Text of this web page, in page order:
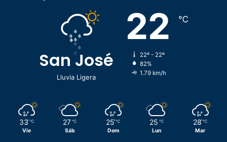
San José
Lluvia Ligera
22 ℃
22º - 22º
82%
1.79 km/h
33 ℃
Vie
27 ℃
Sáb
25 ℃
Dom
25 ℃
Lun
28 ℃
Mar